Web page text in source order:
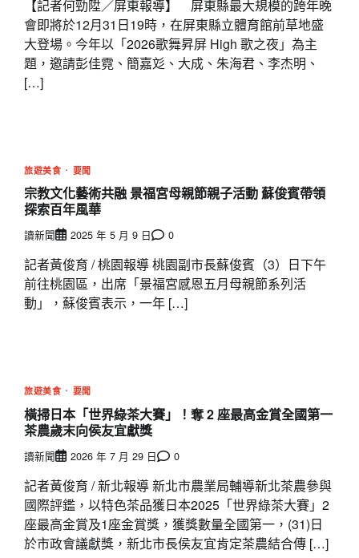
【記者何勁陞／屏東報導】 屏東縣最大規模的跨年晚
會即將於12月31日19時，在屏東縣立體育館前草地盛
大登場。今年以「2026歌舞昇屏 High 歌之夜」為主
題，邀請彭佳霓、簡嘉彣、大成、朱海君、李杰明、
[…]
旅遊美食 要聞
宗教文化藝術共融 景福宮母親節親子活動 蘇俊賓帶領
探索百年風華
讀新聞 2025 年 5 月 9 日 0
記者黃俊育 / 桃園報導 桃園副市長蘇俊賓（3）日下午
前往桃園區，出席「景福宮感恩五月母親節系列活
動」，蘇俊賓表示，一年 […]
旅遊美食 要聞
橫掃日本「世界綠茶大賽」！奪 2 座最高金賞全國第一
茶農歲末向侯友宜獻獎
讀新聞 2026 年 7 月 29 日 0
記者黃俊育 / 新北報導 新北市農業局輔導新北茶農參與
國際評鑑，以特色茶品獲日本2025「世界綠茶大賽」2
座最高金賞及1座金賞獎，獲獎數量全國第一，(31)日
於市政會議獻獎，新北市長侯友宜肯定茶農結合傳 […]